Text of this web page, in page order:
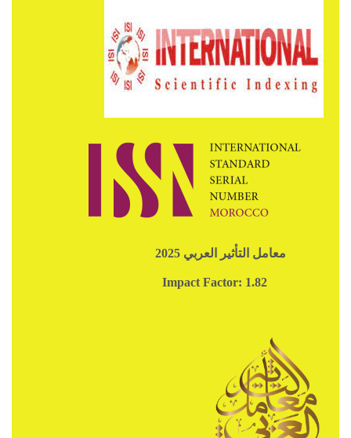
معامل التأثير العربي 2025